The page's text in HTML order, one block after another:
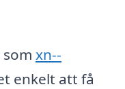
xn--
enkelt att få